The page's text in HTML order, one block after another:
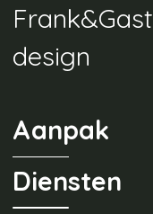
design
Aanpak
Diensten